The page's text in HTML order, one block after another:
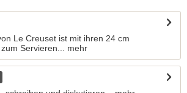
Le Creuset ist mit ihren 24 cm
Servieren...
mehr